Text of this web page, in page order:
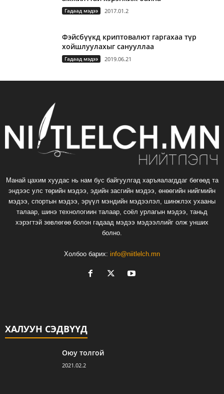
Гадаад мэдээ 2017.01.2
Фэйсбүүкд криптовалют гаргахаа түр
хойшлуулахыг санууллаа
Гадаад мэдээ 2019.06.21
Манай цахим хуудас нь нам бус байгуулгад харъяалагддаг бөгөөд та
эндээс улс төрийн мэдээ, эдийн засгийн мэдээ, өнөөгийн нийгмийн
мэдээ, спортын мэдээ, эрүүл мэндийн мэдээлэл, шинжлэх ухааны
талаар, шинэ технологиин талаар, соёл урлагын мэдээ, таньд
хэрэгтэй зөвлөгөө болон гадаад мэдээ мэдээллийг олж унших
болно.
Холбоо барих: info@niitlelch.mn
ХАЛУУН СЭДВҮҮД
Оюу толгой
2021.02.2